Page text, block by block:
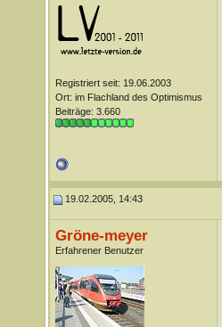
Registriert seit: 19.06.2003
Ort: im Flachland des Optimismus
Beiträge: 3.660
19.02.2005, 14:43
Gröne-meyer
Erfahrener Benutzer